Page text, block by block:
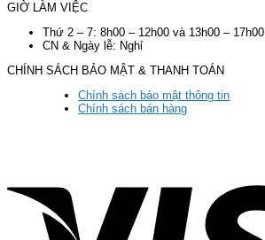
GIỜ LÀM VIỆC
Thứ 2 – 7: 8h00 – 12h00 và 13h00 – 17h00
CN & Ngày lễ: Nghỉ
CHÍNH SÁCH BẢO MẬT & THANH TOÁN
Chính sách bảo mật thông tin
Chính sách bán hàng